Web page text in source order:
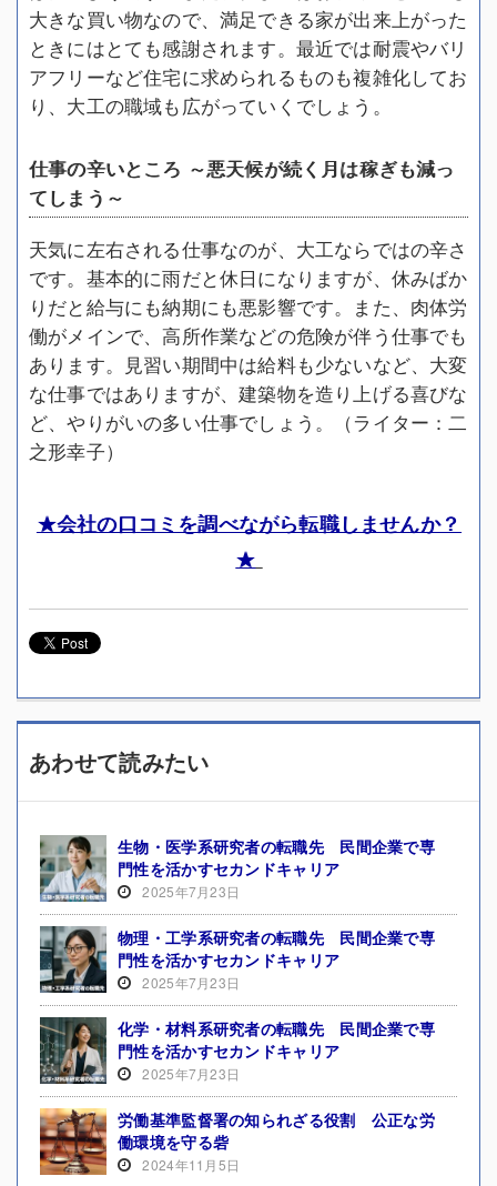
大きな買い物なので、満足できる家が出来上がった
ときにはとても感謝されます。最近では耐震やバリ
アフリーなど住宅に求められるものも複雑化してお
り、大工の職域も広がっていくでしょう。
仕事の辛いところ ～悪天候が続く月は稼ぎも減っ
てしまう～
天気に左右される仕事なのが、大工ならではの辛さ
です。基本的に雨だと休日になりますが、休みばか
りだと給与にも納期にも悪影響です。また、肉体労
働がメインで、高所作業などの危険が伴う仕事でも
あります。見習い期間中は給料も少ないなど、大変
な仕事ではありますが、建築物を造り上げる喜びな
ど、やりがいの多い仕事でしょう。（ライター：二
之形幸子）
★会社の口コミを調べながら転職しませんか？
★
あわせて読みたい
生物・医学系研究者の転職先 民間企業で専
門性を活かすセカンドキャリア
2025年7月23日
物理・工学系研究者の転職先 民間企業で専
門性を活かすセカンドキャリア
2025年7月23日
化学・材料系研究者の転職先 民間企業で専
門性を活かすセカンドキャリア
2025年7月23日
労働基準監督署の知られざる役割 公正な労
働環境を守る砦
2024年11月5日